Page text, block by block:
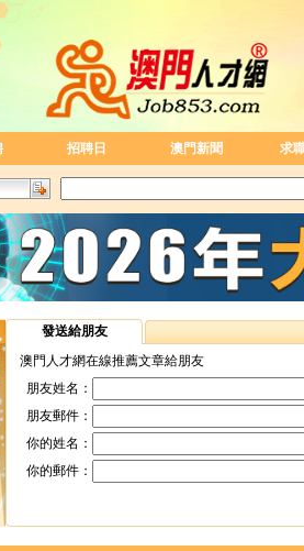
招聘日 澳門新聞 求
發送給朋友
澳門人才網在線推薦文章給朋友
朋友姓名：
朋友郵件：
你的姓名：
你的郵件：